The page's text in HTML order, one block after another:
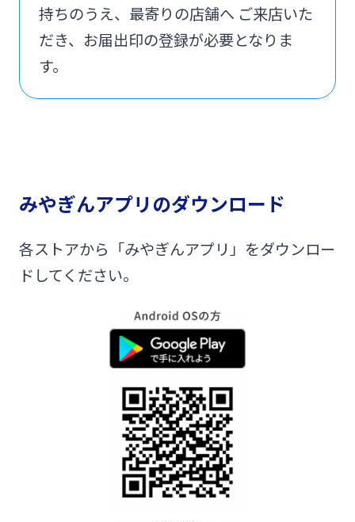
持ちのうえ、最寄りの店舗へ ご来店いた
だき、お届出印の登録が必要となりま
す。
みやぎんアプリのダウンロード
各ストアから「みやぎんアプリ」をダウンロー
ドしてください。